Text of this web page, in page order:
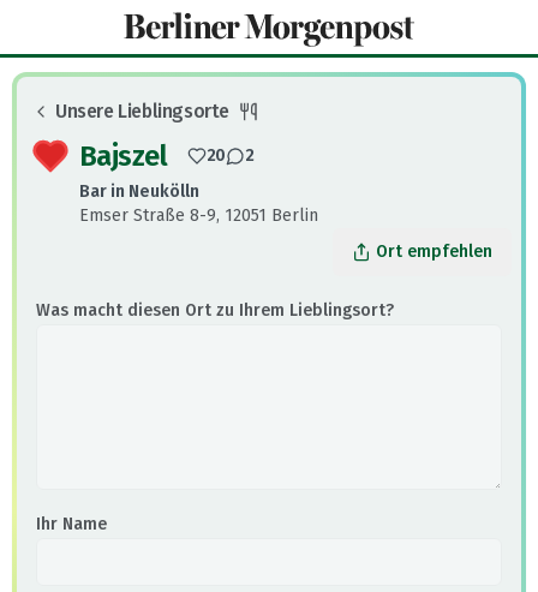
Unsere Lieblingsorte
: Essen und Trinken
Bajszel 20
2
Bar in Neukölln
Emser Straße 8-9, 12051 Berlin
Ort empfehlen
Was macht diesen Ort zu Ihrem Lieblingsort?
Ihr Name